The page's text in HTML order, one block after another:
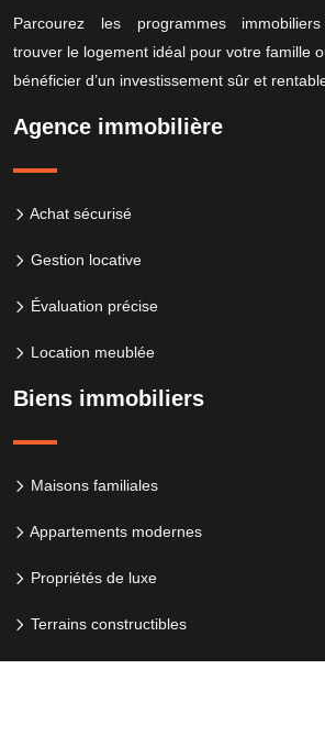
Parcourez les programmes
trouver le logement idéal pour votre famille
bénéficier d’un investissement sûr et
Agence immobilière
Achat sécurisé
Gestion locative
Évaluation précise
Location meublée
Biens immobiliers
Maisons familiales
Appartements modernes
Propriétés de luxe
Terrains constructibles